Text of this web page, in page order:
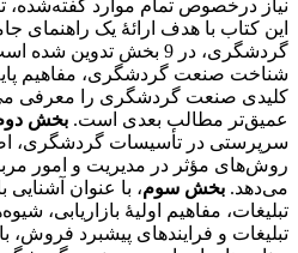
نیاز درخصوص تمام موارد
این کتاب با هدف ارائۀ یک راهنمای
گردشگری، در 9 بخش تدوین شده است:
شناخت صنعت گردشگری، مفاهیم
کلیدی صنعت گردشگری را معرفی
عمیق‌تر مطالب بعدی است. بخش
سرپرستی در تأسیسات گردشگری،
روش‌های مؤثر در مدیریت و امور
می‌دهد. بخش سوم، با عنوان آشنایی
تبلیغات، مفاهیم اولیۀ بازاریابی،
تبلیغات و فرایندهای پیشبرد فروش،